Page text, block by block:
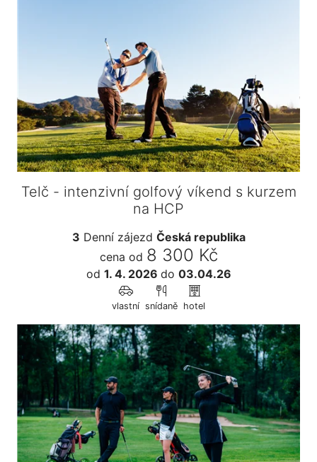
Telč - intenzivní golfový víkend s kurzem
na HCP
3 Denní zájezd Česká republika
cena od 8 300 Kč
od 1. 4. 2026 do 03.04.26
vlastní snídaně hotel